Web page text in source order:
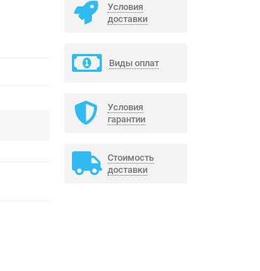
Условия
доставки
Виды оплат
Условия
гарантии
Стоимость
доставки